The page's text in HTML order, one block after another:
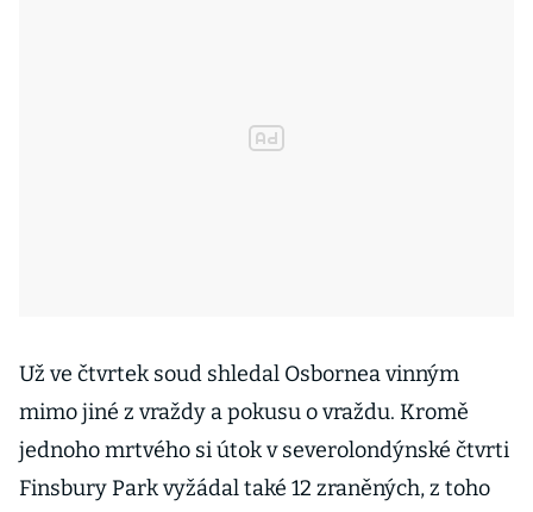
Už ve čtvrtek soud shledal Osbornea vinným
mimo jiné z vraždy a pokusu o vraždu. Kromě
jednoho mrtvého si útok v severolondýnské čtvrti
Finsbury Park vyžádal také 12 zraněných, z toho